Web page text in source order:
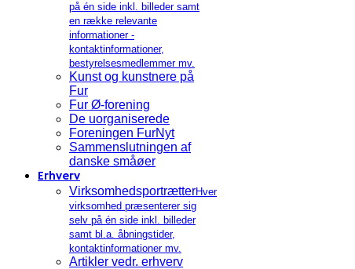
på én side inkl. billeder samt
en række relevante
informationer -
kontaktinformationer,
bestyrelsesmedlemmer mv.
Kunst og kunstnere på
Fur
Fur Ø-forening
De uorganiserede
Foreningen FurNyt
Sammenslutningen af
danske småøer
Erhverv
VirksomhedsportrætterHver
virksomhed præsenterer sig
selv på én side inkl. billeder
samt bl.a. åbningstider,
kontaktinformationer mv.
Artikler vedr. erhverv